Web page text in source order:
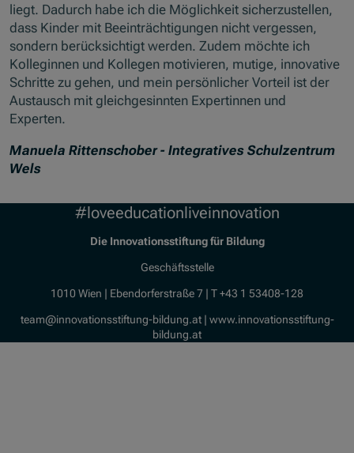
liegt. Dadurch habe ich die Möglichkeit sicherzustellen,
dass Kinder mit Beeinträchtigungen nicht vergessen,
sondern berücksichtigt werden. Zudem möchte ich
Kolleginnen und Kollegen motivieren, mutige, innovative
Schritte zu gehen, und mein persönlicher Vorteil ist der
Austausch mit gleichgesinnten Expertinnen und
Experten.
Manuela Rittenschober - Integratives Schulzentrum
Wels
#loveeducationliveinnovation
Die Innovationsstiftung für Bildung
Geschäftsstelle
1010 Wien | Ebendorferstraße 7 | T +43 1 53408-128
team@innovationsstiftung-bildung.at | www.innovationsstiftung-
bildung.at